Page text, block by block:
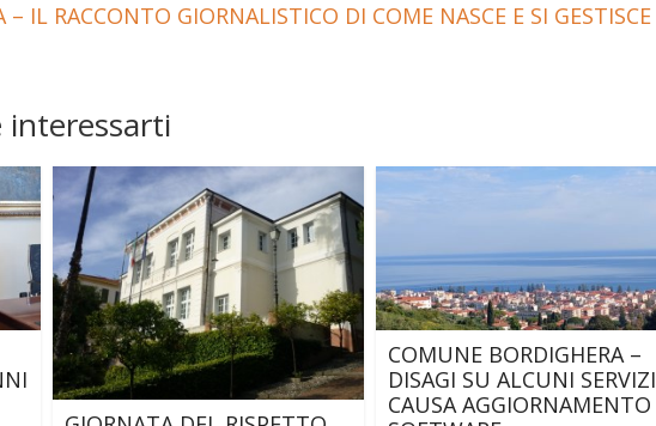
IL RACCONTO GIORNALISTICO DI COME NASCE E SI GESTISCE
interessarti
COMUNE BORDIGHERA –
DISAGI SU ALCUNI SERVIZI
CAUSA AGGIORNAMENTO